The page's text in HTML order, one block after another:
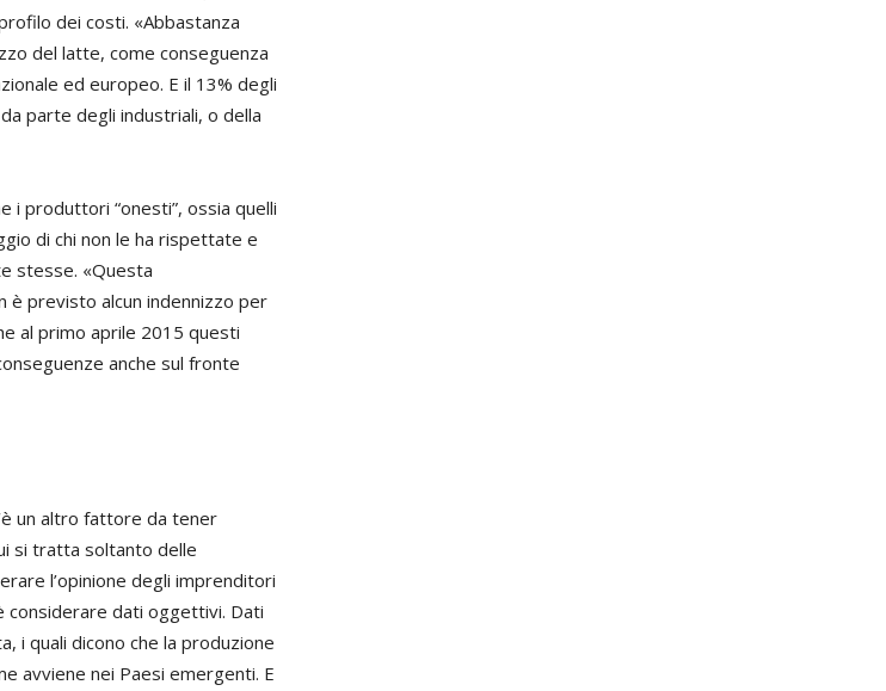
dei costi. «Abbastanza
del latte, come conseguenza
ed europeo. E il 13% degli
parte degli industriali, o della
i produttori “onesti”, ossia quelli
di chi non le ha rispettate e
stesse. «Questa
è previsto alcun indennizzo per
al primo aprile 2015 questi
anche sul fronte
un altro fattore da tener
si tratta soltanto delle
l’opinione degli imprenditori
dati oggettivi. Dati
i quali dicono che la produzione
avviene nei Paesi emergenti. E